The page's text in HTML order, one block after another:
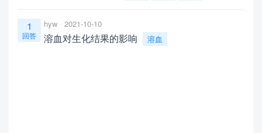
1
回答
hyw 2021-10-10
溶血对生化结果的影响 溶血